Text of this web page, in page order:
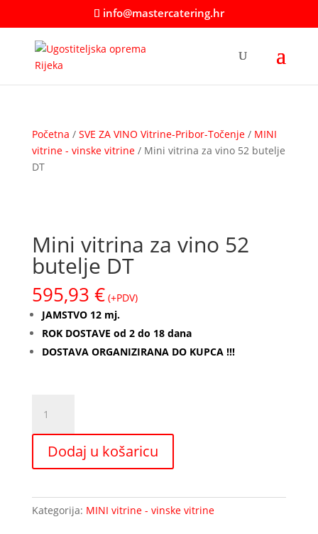
info@mastercatering.hr
Početna / SVE ZA VINO Vitrine-Pribor-Točenje/ MINI
vitrine - vinske vitrine/ Mini vitrina za vino 52 butelje
DT
Mini vitrina za vino 52
butelje DT
595,93 € (+PDV)
JAMSTVO 12 mj.
ROK DOSTAVE od 2 do 18 dana
DOSTAVA ORGANIZIRANA DO KUPCA !!!
vitrina
za
vino
52
DT
količina
Dodaj u košaricu
Kategorija: MINI vitrine - vinske vitrine